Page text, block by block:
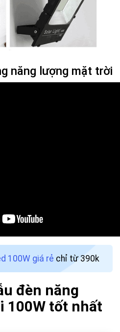
năng lượng mặt trời
100W giá rẻ chỉ từ 390k
đèn năng
100W tốt nhất